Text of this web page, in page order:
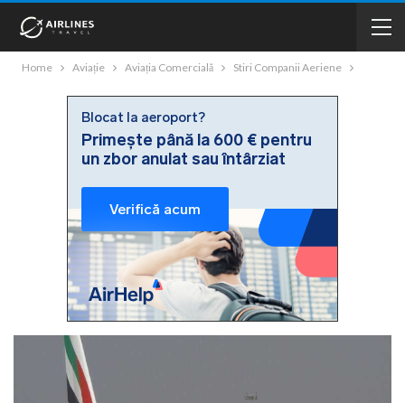
Home Aviație Aviația Comercială Stiri Companii Aeriene